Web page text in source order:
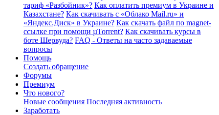
тариф «Разбойник»? Как оплатить премиум в Украине и
Казахстане? Как скачивать с «Облако Mail.ru» и
«Яндекс.Диск» в Украине? Как скачать файл по magnet-
ссылке при помощи µTorrent? Как скачивать курсы в
боте Шервуда? FAQ - Ответы на часто задаваемые
вопросы
Помощь
Создать обращение
Форумы
Премиум
Что нового?
Новые сообщения Последняя активность
Заработать